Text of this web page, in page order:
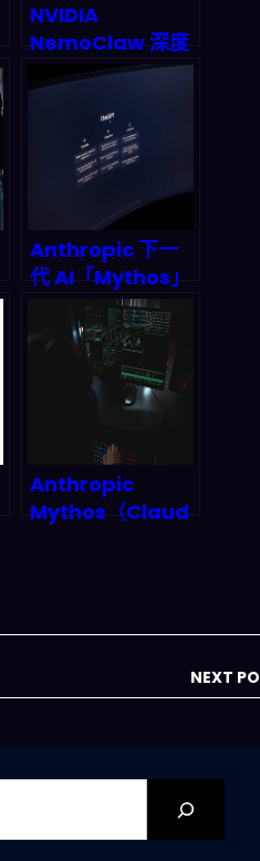
NVIDIA
NemoClaw 深度
剖析：你的私人 AI
助手時代正式降
Anthropic 下一
代 AI「Mythos」
牽動美國政策：安
全、監管與國家戰
略合作到底在談什
Anthropic
Mythos（Claud
NEXT